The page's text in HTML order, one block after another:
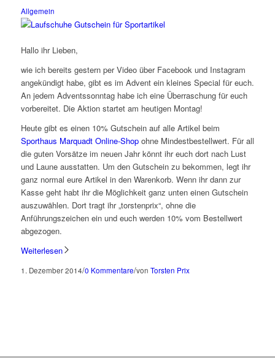
Allgemein
Hallo ihr Lieben,
wie ich bereits gestern per Video über Facebook und Instagram
angekündigt habe, gibt es im Advent ein kleines Special für euch.
An jedem Adventssonntag habe ich eine Überraschung für euch
vorbereitet. Die Aktion startet am heutigen Montag!
Heute gibt es einen 10% Gutschein auf alle Artikel beim
Sporthaus Marquadt Online-Shopohne Mindestbestellwert. Für all
die guten Vorsätze im neuen Jahr könnt ihr euch dort nach Lust
und Laune ausstatten. Um den Gutschein zu bekommen, legt ihr
ganz normal eure Artikel in den Warenkorb. Wenn ihr dann zur
Kasse geht habt ihr die Möglichkeit ganz unten einen Gutschein
auszuwählen. Dort tragt ihr „torstenprix“, ohne die
Anführungszeichen ein und euch werden 10% vom Bestellwert
abgezogen.
Weiterlesen
1. Dezember 2014/0 Kommentare/von Torsten Prix